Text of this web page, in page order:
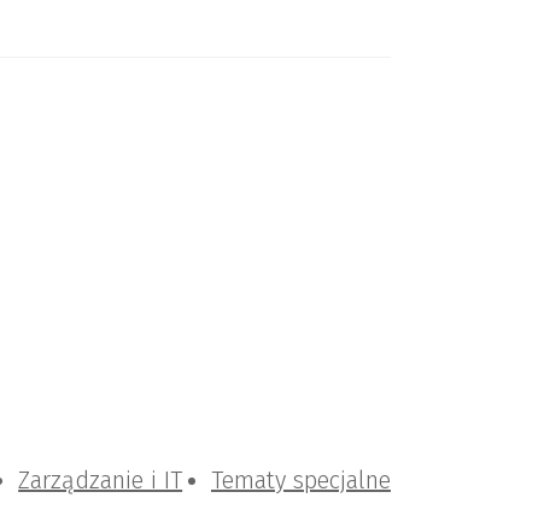
Zarządzanie i IT Tematy specjalne